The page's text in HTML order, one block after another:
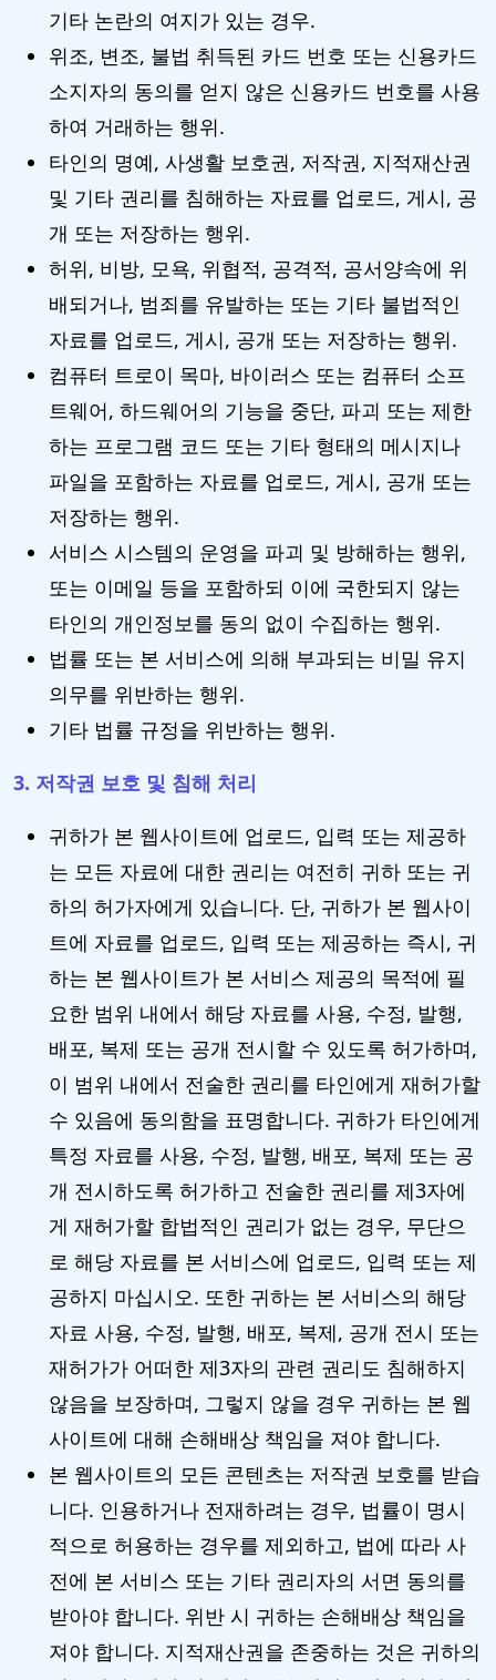
기타 논란의 여지가 있는 경우.
위조, 변조, 불법 취득된 카드 번호 또는 신용카드
소지자의 동의를 얻지 않은 신용카드 번호를 사용
하여 거래하는 행위.
타인의 명예, 사생활 보호권, 저작권, 지적재산권
및 기타 권리를 침해하는 자료를 업로드, 게시, 공
개 또는 저장하는 행위.
허위, 비방, 모욕, 위협적, 공격적, 공서양속에 위
배되거나, 범죄를 유발하는 또는 기타 불법적인
자료를 업로드, 게시, 공개 또는 저장하는 행위.
컴퓨터 트로이 목마, 바이러스 또는 컴퓨터 소프
트웨어, 하드웨어의 기능을 중단, 파괴 또는 제한
하는 프로그램 코드 또는 기타 형태의 메시지나
파일을 포함하는 자료를 업로드, 게시, 공개 또는
저장하는 행위.
서비스 시스템의 운영을 파괴 및 방해하는 행위,
또는 이메일 등을 포함하되 이에 국한되지 않는
타인의 개인정보를 동의 없이 수집하는 행위.
법률 또는 본 서비스에 의해 부과되는 비밀 유지
의무를 위반하는 행위.
기타 법률 규정을 위반하는 행위.
3. 저작권 보호 및 침해 처리
귀하가 본 웹사이트에 업로드, 입력 또는 제공하
는 모든 자료에 대한 권리는 여전히 귀하 또는 귀
하의 허가자에게 있습니다. 단, 귀하가 본 웹사이
트에 자료를 업로드, 입력 또는 제공하는 즉시, 귀
하는 본 웹사이트가 본 서비스 제공의 목적에 필
요한 범위 내에서 해당 자료를 사용, 수정, 발행,
배포, 복제 또는 공개 전시할 수 있도록 허가하며,
이 범위 내에서 전술한 권리를 타인에게 재허가할
수 있음에 동의함을 표명합니다. 귀하가 타인에게
특정 자료를 사용, 수정, 발행, 배포, 복제 또는 공
개 전시하도록 허가하고 전술한 권리를 제3자에
게 재허가할 합법적인 권리가 없는 경우, 무단으
로 해당 자료를 본 서비스에 업로드, 입력 또는 제
공하지 마십시오. 또한 귀하는 본 서비스의 해당
자료 사용, 수정, 발행, 배포, 복제, 공개 전시 또는
재허가가 어떠한 제3자의 관련 권리도 침해하지
않음을 보장하며, 그렇지 않을 경우 귀하는 본 웹
사이트에 대해 손해배상 책임을 져야 합니다.
본 웹사이트의 모든 콘텐츠는 저작권 보호를 받습
니다. 인용하거나 전재하려는 경우, 법률이 명시
적으로 허용하는 경우를 제외하고, 법에 따라 사
전에 본 서비스 또는 기타 권리자의 서면 동의를
받아야 합니다. 위반 시 귀하는 손해배상 책임을
져야 합니다. 지적재산권을 존중하는 것은 귀하의